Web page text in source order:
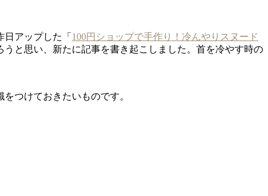
アップした「 100円ショップで手作り！冷んやりスヌード
と思い、新たに記事を書き起こしました。首を冷やす時の
つけておきたいものです。